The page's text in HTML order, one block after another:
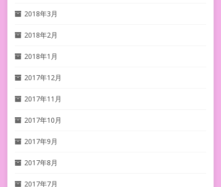
2018年3月
2018年2月
2018年1月
2017年12月
2017年11月
2017年10月
2017年9月
2017年8月
2017年7月